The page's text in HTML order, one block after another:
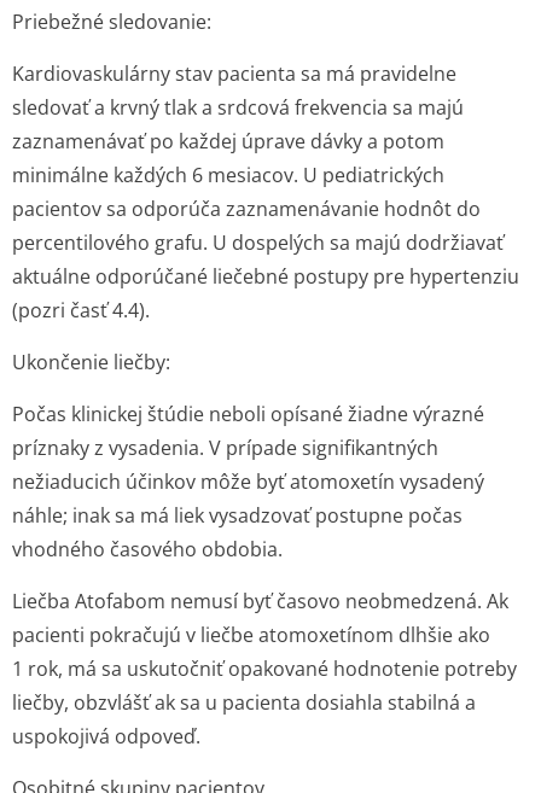
Priebežné sledovanie:
Kardiovaskulárny stav pacienta sa má pravidelne
sledovať a krvný tlak a srdcová frekvencia sa majú
zaznamenávať po každej úprave dávky a potom
minimálne každých 6 mesiacov. U pediatrických
pacientov sa odporúča zaznamenávanie hodnôt do
percentilového grafu. U dospelých sa majú dodržiavať
aktuálne odporúčané liečebné postupy pre hypertenziu
(pozri časť 4.4).
Ukončenie liečby:
Počas klinickej štúdie neboli opísané žiadne výrazné
príznaky z vysadenia. V prípade signifikantných
nežiaducich účinkov môže byť atomoxetín vysadený
náhle; inak sa má liek vysadzovať postupne počas
vhodného časového obdobia.
Liečba Atofabom nemusí byť časovo neobmedzená. Ak
pacienti pokračujú v liečbe atomoxetínom dlhšie ako
1 rok, má sa uskutočniť opakované hodnotenie potreby
liečby, obzvlášť ak sa u pacienta dosiahla stabilná a
uspokojivá odpoveď.